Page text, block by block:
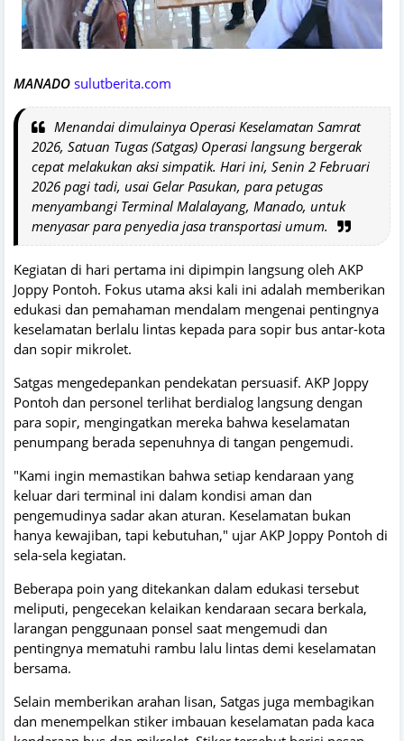
MANADO sulutberita.com
Menandai dimulainya Operasi Keselamatan Samrat
2026, Satuan Tugas (Satgas) Operasi langsung bergerak
cepat melakukan aksi simpatik. Hari ini, Senin 2 Februari
2026 pagi tadi, usai Gelar Pasukan, para petugas
menyambangi Terminal Malalayang, Manado, untuk
menyasar para penyedia jasa transportasi umum.
​Kegiatan di hari pertama ini dipimpin langsung oleh AKP
Joppy Pontoh. Fokus utama aksi kali ini adalah memberikan
edukasi dan pemahaman mendalam mengenai pentingnya
keselamatan berlalu lintas kepada para sopir bus antar-kota
dan sopir mikrolet.
​Satgas mengedepankan pendekatan persuasif. AKP Joppy
Pontoh dan personel terlihat berdialog langsung dengan
para sopir, mengingatkan mereka bahwa keselamatan
penumpang berada sepenuhnya di tangan pengemudi.
​"Kami ingin memastikan bahwa setiap kendaraan yang
keluar dari terminal ini dalam kondisi aman dan
pengemudinya sadar akan aturan. Keselamatan bukan
hanya kewajiban, tapi kebutuhan," ujar AKP Joppy Pontoh di
sela-sela kegiatan.
​Beberapa poin yang ditekankan dalam edukasi tersebut
meliputi, pengecekan kelaikan kendaraan secara berkala,
larangan penggunaan ponsel saat mengemudi dan
pentingnya mematuhi rambu lalu lintas demi keselamatan
bersama.
Selain memberikan arahan lisan, Satgas juga membagikan
dan menempelkan stiker imbauan keselamatan pada kaca